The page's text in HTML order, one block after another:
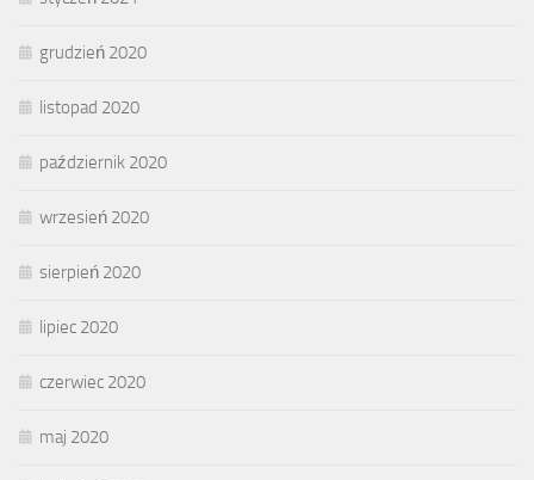
grudzień 2020
listopad 2020
październik 2020
wrzesień 2020
sierpień 2020
lipiec 2020
czerwiec 2020
maj 2020